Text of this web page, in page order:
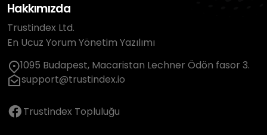
Hakkımızda
Trustindex Ltd.
En Ucuz Yorum Yönetim Yazılımı
1095 Budapest, Macaristan Lechner Ödön fasor 3.
support@trustindex.io
Trustindex Topluluğu